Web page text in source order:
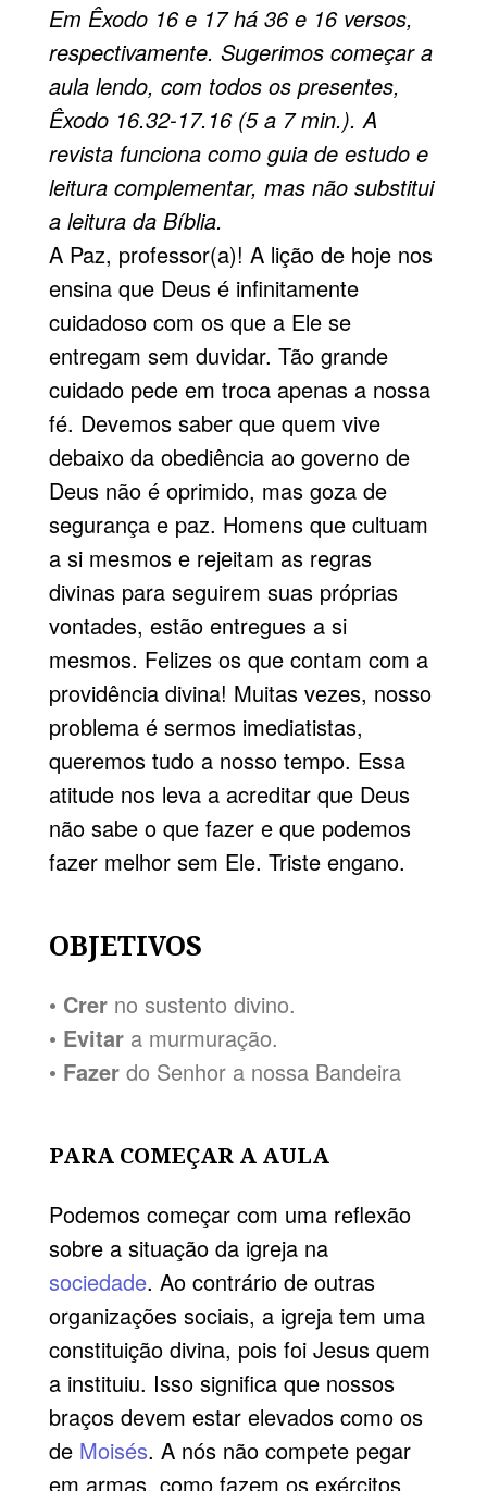
Em Êxodo 16 e 17 há 36 e 16 versos,
respectivamente. Sugerimos começar a
aula lendo, com todos os presentes,
Êxodo 16.32-17.16 (5 a 7 min.). A
revista funciona como guia de es­tudo e
leitura complementar, mas não substitui
a leitura da Bíblia.
A Paz, professor(a)! A lição de hoje nos
ensina que Deus é infinitamente
cuidadoso com os que a Ele se
entregam sem duvidar. Tão grande
cuidado pede em troca apenas a nossa
fé. Devemos saber que quem vive
debaixo da obediência ao governo de
Deus não é oprimido, mas goza de
segurança e paz. Homens que cultuam
a si mesmos e rejeitam as regras
divinas para seguirem suas próprias
vontades, estão entregues a si
mesmos. Felizes os que contam com a
providência divina! Muitas vezes, nosso
problema é sermos imediatistas,
queremos tudo a nosso tempo. Essa
atitude nos leva a acreditar que Deus
não sabe o que fazer e que podemos
fazer melhor sem Ele. Triste engano.
OBJETIVOS
• Crer no sustento divino.
• Evitar a murmuração.
• Fazer do Senhor a nossa Bandeira
PARA COMEÇAR A AULA
Podemos começar com uma reflexão
sobre a situação da igreja na
sociedade. Ao contrário de outras
organizações sociais, a igreja tem uma
constituição divina, pois foi Jesus quem
a instituiu. Isso significa que nossos
braços devem estar elevados como os
de Moisés. A nós não compete pegar
em armas, como fazem os exércitos